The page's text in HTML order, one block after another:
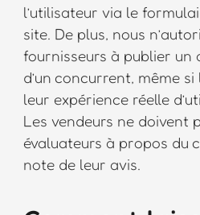
l’utilisateur via le
site. De plus, nous
fournisseurs à publier un
d’un concurrent, même si
leur expérience réelle
Les vendeurs ne doivent
évaluateurs à propos du
note de leur avis.